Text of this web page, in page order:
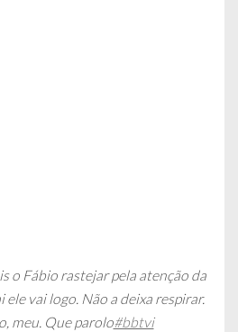
o Fábio rastejar pela atenção da
ele vai logo. Não a deixa respirar.
meu. Que parolo#bbtvi